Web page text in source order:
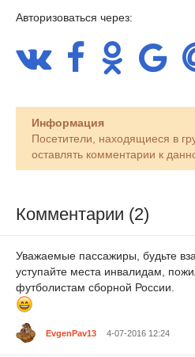
Авторизоваться через:
Информация
Посетители, находящиеся в
оставлять комментарии к
Комментарии (2)
Уважаемые пассажиры, будьте
уступайте места инвалидам,
футболистам сборной России.
EvgenPav13 4-07-2016 12:24